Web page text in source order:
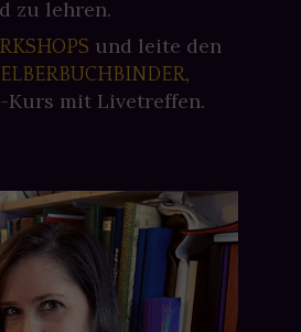
zu lehren.
und leite den
,
Kurs mit Livetreffen.